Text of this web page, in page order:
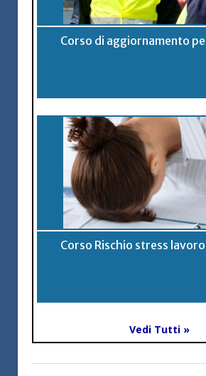
Corso di aggiornamento
Corso Rischio stress
Vedi Tutti »